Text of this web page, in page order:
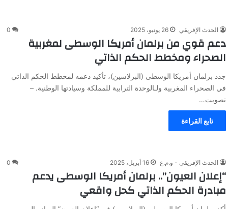
الحدث الإفريقي 26 يونيو، 2025 0
دعم قوي من برلمان أمريكا الوسطى لمغربية
الصحراء ومخطط الحكم الذاتي
جدد برلمان أمريكا الوسطى (البرلاسين)، تأكيد دعمه لمخطط الحكم الذاتي
في الصحراء المغربية ولـالوحدة الترابية للمملكة وسيادتها الوطنية. –
تصويت…
تابع القراءة
الحدث الإفريقي - و.م.ع 16 أبريل، 2025 0
“إعلان العيون”.. برلمان أمريكا الوسطى يدعم
مبادرة الحكم الذاتي كحل واقعي